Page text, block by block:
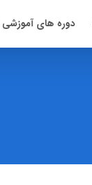
دوره‌ های آموزشی